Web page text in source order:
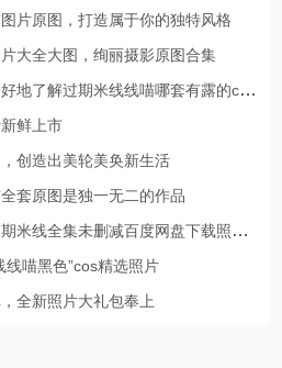
片原图，打造属于你的独特风格
大全大图，绚丽摄影原图合集
解过期米线线喵哪套有露的cosplay技艺。
鲜上市
创造出美轮美奂新生活
套原图是独一无二的作品
线全集未删减百度网盘下载照片回馈
线喵黑色”cos精选照片
全新照片大礼包奉上